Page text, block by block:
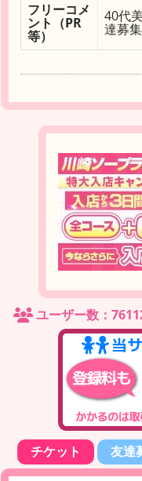
フリーコメ
ント（PR
等）
40代
達募
ユーザー数：
チケット 友達